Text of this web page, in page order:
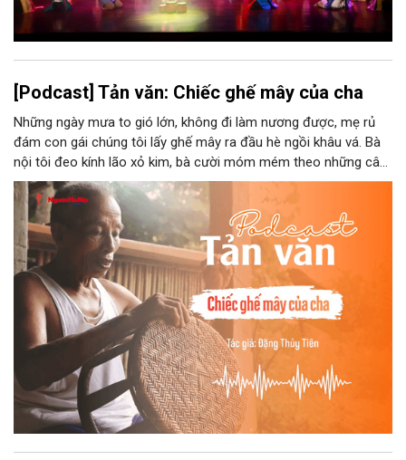
[Podcast] Tản văn: Chiếc ghế mây của cha
Những ngày mưa to gió lớn, không đi làm nương được, mẹ rủ
đám con gái chúng tôi lấy ghế mây ra đầu hè ngồi khâu vá. Bà
nội tôi đeo kính lão xỏ kim, bà cười móm mém theo những câu
chuyện kể tếu táo của đám trẻ chúng tôi. Chiếc ghế mây phát
ra âm thanh kin kít chịu đựng sức nặng cơ thể con người theo
những điệu cười khúc khích.